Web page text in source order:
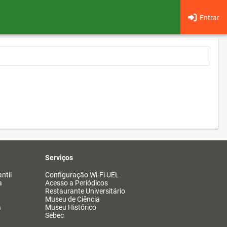
Entrar
Serviços
Configuração Wi-Fi UEL
Acesso a Periódicos
Restaurante Universitário
Museu de Ciência
Museu Histórico
Sebec